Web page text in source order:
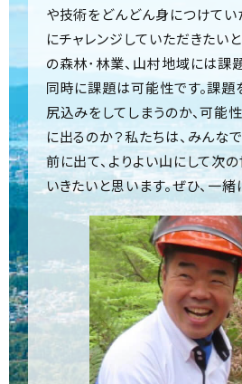
や技術をどんどん身につけてい
にチャレンジしていただきたい
の森林･林業、山村地域には課
同時に課題は可能性です。課題
尻込みをしてしまうのか、可能
に出るのか？私たちは、みんな
前に出て、よりよい山にして次
いきたいと思います。ぜひ、一緒